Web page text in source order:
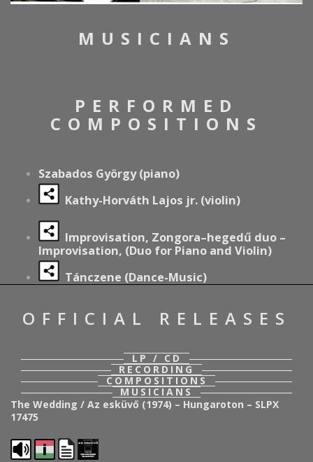
MUSICIANS
PERFORMED
COMPOSITIONS
Szabados György (piano)
Kathy-Horváth Lajos jr. (violin)
Improvisation, Zongora–hegedű duo –
Improvisation, (Duo for Piano and Violin)
Tánczene (Dance-Music)
OFFICIAL RELEASES
LP / CD
RECORDING
COMPOSITIONS
MUSICIANS
The Wedding / Az esküvő (1974) – Hungaroton – SLPX
17475